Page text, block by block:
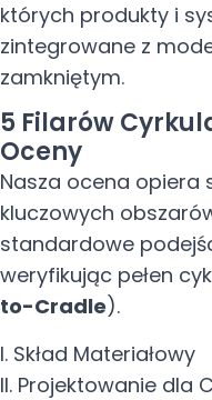
których produkty i
zintegrowane z
zamkniętym.
5 Filarów
Oceny
Nasza ocena opiera
kluczowych
standardowe
weryfikując pełen
to-Cradle).
I. Skład Materiałowy
II. Projektowanie dla